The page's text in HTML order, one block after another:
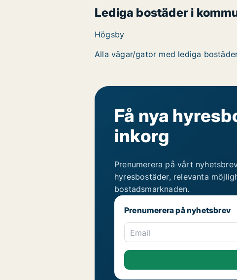
Lediga bostäder i
Högsby
Alla vägar/gator med lediga
Få nya
inkorg
Prenumerera på vårt
hyresbostäder, relevanta
bostadsmarknaden.
Prenumerera på nyhetsbrev
Email